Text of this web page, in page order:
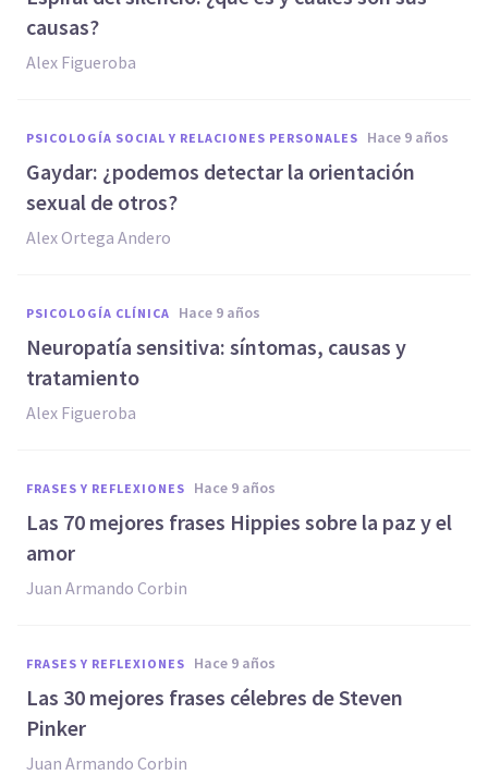
causas?
Alex Figueroba
PSICOLOGÍA SOCIAL Y RELACIONES PERSONALES hace 9 años
Gaydar: ¿podemos detectar la orientación
sexual de otros?
Alex Ortega Andero
PSICOLOGÍA CLÍNICA hace 9 años
Neuropatía sensitiva: síntomas, causas y
tratamiento
Alex Figueroba
FRASES Y REFLEXIONES hace 9 años
​Las 70 mejores frases Hippies sobre la paz y el
amor
Juan Armando Corbin
FRASES Y REFLEXIONES hace 9 años
​Las 30 mejores frases célebres de Steven
Pinker
Juan Armando Corbin